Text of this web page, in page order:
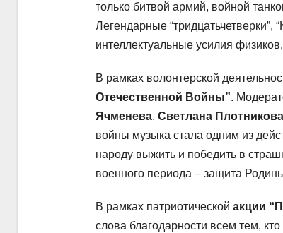
только битвой армий, войной
Легендарные
интеллектуальные усилия
В рамках волонтерской
Отечественной Войны”.
Ячменева, Светлана Плотникова
войны музыка стала одним из
народу выжить и победить в
военного периода – защита
В рамках патриотической акции
слова благодарности всем тем,